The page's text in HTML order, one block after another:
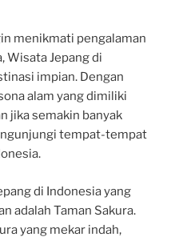
menikmati pengalaman
Wisata Jepang di
impian. Dengan
alam yang dimiliki
jika semakin banyak
tempat-tempat
di Indonesia yang
adalah Taman Sakura.
yang mekar indah,